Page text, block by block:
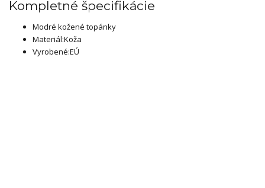
Kompletné špecifikácie
Modré kožené topánky
Materiál:Koža
Vyrobené:EÚ